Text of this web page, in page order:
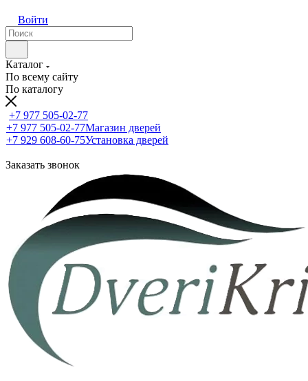
Войти
Каталог
По всему сайту
По каталогу
+7 977 505-02-77
+7 977 505-02-77Магазин дверей
+7 929 608-60-75Установка дверей
Заказать звонок